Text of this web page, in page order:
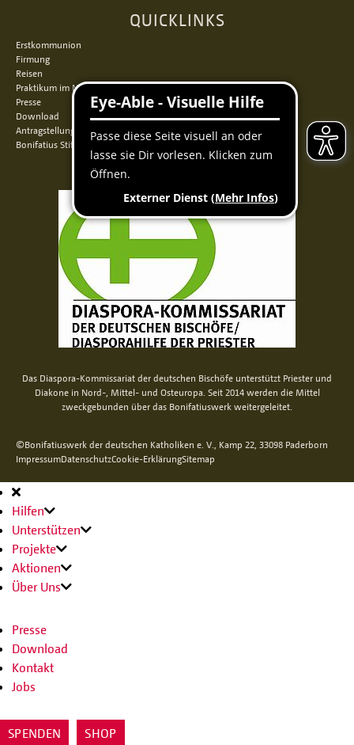
QUICKLINKS
Erstkommunion
Firmung
Reisen
Praktikum im Norden
Presse
Download
Antragstellung
Bonifatius Stiftungszentrum
Das Diaspora-Kommissariat der deutschen Bischöfe unterstützt Priester und
Diakone in Nord-, Mittel- und Osteuropa. Seit 2014 werden die Mittel
zweckgebunden über das Bonifatiuswerk weitergeleitet.
©Bonifatiuswerk der deutschen Katholiken e. V., Kamp 22, 33098 Paderborn
ImpressumDatenschutzCookie-ErklärungSitemap
Hauptnavigation
Hilfen
Unterstützen
Projekte
Aktionen
Über Uns
Presse
Download
Kontakt
Jobs
SPENDEN SHOP